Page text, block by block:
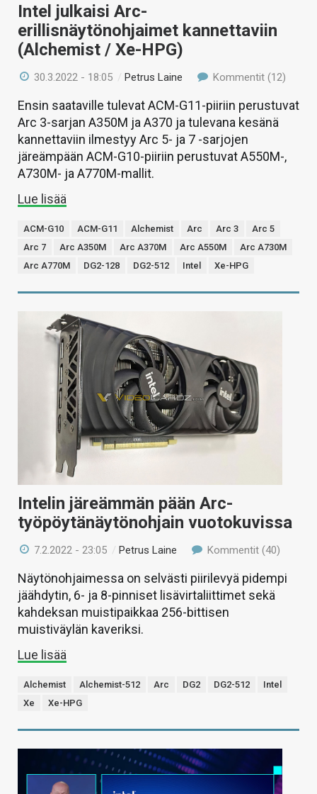
Intel julkaisi Arc-
erillisnäytönohjaimet kannettaviin
(Alchemist / Xe-HPG)
30.3.2022 - 18:05 /Petrus Laine Kommentit (12)
Ensin saataville tulevat ACM-G11-piiriin perustuvat
Arc 3-sarjan A350M ja A370 ja tulevana kesänä
kannettaviin ilmestyy Arc 5- ja 7 -sarjojen
järeämpään ACM-G10-piiriin perustuvat A550M-,
A730M- ja A770M-mallit.
Lue lisää
ACM-G10 ACM-G11 Alchemist Arc Arc 3
Arc 5
Arc 7
Arc A350M Arc A370M Arc A550M
Arc A730M
Arc A770M
DG2-128 DG2-512 Intel Xe-HPG
Intelin järeämmän pään Arc-
työpöytänäytönohjain vuotokuvissa
7.2.2022 - 23:05 /Petrus Laine Kommentit (40)
Näytönohjaimessa on selvästi piirilevyä pidempi
jäähdytin, 6- ja 8-pinniset lisävirtaliittimet sekä
kahdeksan muistipaikkaa 256-bittisen
muistiväylän kaveriksi.
Lue lisää
Alchemist Alchemist-512 Arc DG2 DG2-512
Intel
Xe
Xe-HPG